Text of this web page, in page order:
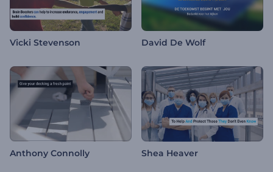
Vicki Stevenson David De Wolf
Anthony Connolly Shea Heaver